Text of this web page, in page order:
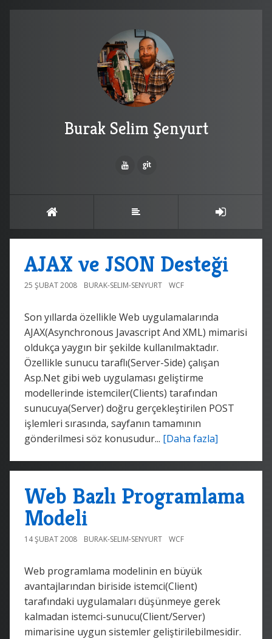
Burak Selim Şenyurt
AJAX ve JSON Desteği
25 ŞUBAT 2008 BURAK-SELIM-SENYURT WCF
Son yıllarda özellikle Web uygulamalarında
AJAX(Asynchronous Javascript And XML) mimarisi
oldukça yaygın bir şekilde kullanılmaktadır.
Özellikle sunucu taraflı(Server-Side) çalışan
Asp.Net gibi web uygulaması geliştirme
modellerinde istemciler(Clients) tarafından
sunucuya(Server) doğru gerçekleştirilen POST
işlemleri sırasında, sayfanın tamamının
gönderilmesi söz konusudur... [Daha fazla]
Web Bazlı Programlama
Modeli
14 ŞUBAT 2008 BURAK-SELIM-SENYURT WCF
Web programlama modelinin en büyük
avantajlarından biriside istemci(Client)
tarafındaki uygulamaları düşünmeye gerek
kalmadan istemci-sunucu(Client/Server)
mimarisine uygun sistemler geliştirilebilmesidir.